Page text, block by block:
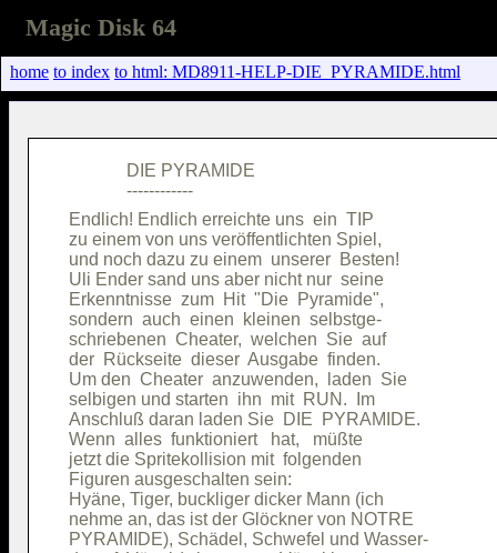
Magic Disk 64
home to index to html: MD8911-HELP-DIE_PYRAMIDE.html
             DIE PYRAMIDE
Endlich! Endlich erreichte uns  ein  TIP
zu einem von uns veröffentlichten Spiel,
und noch dazu zu einem  unserer  Besten!
Uli Ender sand uns aber nicht nur  seine
Erkenntnisse  zum  Hit  "Die  Pyramide",
sondern  auch  einen  kleinen  selbstge-
schriebenen  Cheater,  welchen  Sie  auf
der  Rückseite  dieser  Ausgabe  finden.
Um den  Cheater  anzuwenden,  laden  Sie
selbigen und starten  ihn  mit  RUN.  Im
Anschluß daran laden Sie  DIE  PYRAMIDE.
Wenn  alles  funktioniert   hat,   müßte
jetzt die Spritekollision mit  folgenden
Figuren ausgeschalten sein:
Hyäne, Tiger, buckliger dicker Mann (ich
nehme an, das ist der Glöckner von NOTRE
PYRAMIDE), Schädel, Schwefel und Wasser-